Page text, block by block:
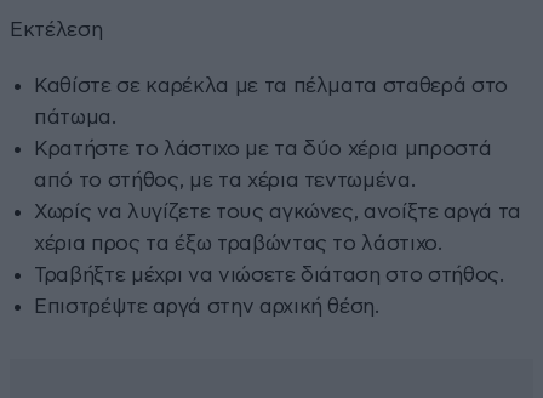
Εκτέλεση
Καθίστε σε καρέκλα με τα πέλματα σταθερά στο
πάτωμα.
Κρατήστε το λάστιχο με τα δύο χέρια μπροστά
από το στήθος, με τα χέρια τεντωμένα.
Χωρίς να λυγίζετε τους αγκώνες, ανοίξτε αργά τα
χέρια προς τα έξω τραβώντας το λάστιχο.
Τραβήξτε μέχρι να νιώσετε διάταση στο στήθος.
Επιστρέψτε αργά στην αρχική θέση.